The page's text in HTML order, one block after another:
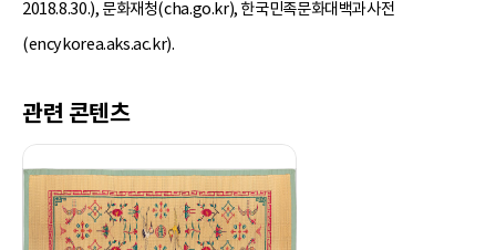
2018.8.30.), 문화재청(cha.go.kr), 한국민족문화대백과사전
(encykorea.aks.ac.kr).
관련 콘텐츠